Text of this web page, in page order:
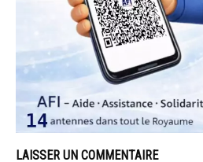
LAISSER UN COMMENTAIRE